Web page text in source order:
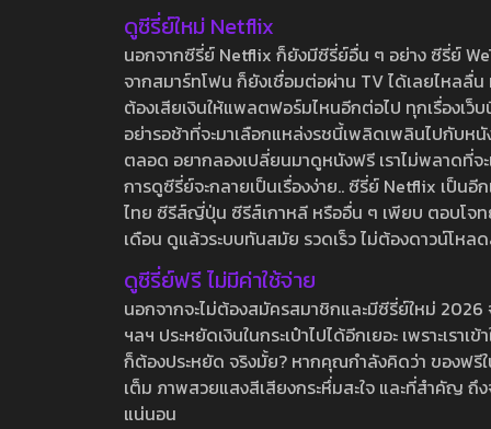
ดูซีรี่ย์ใหม่ Netflix
นอกจากซีรี่ย์ Netflix ก็ยังมีซีรี่ย์อื่น ๆ อย่าง ซีรี่ย์
จากสมาร์ทโฟน ก็ยังเชื่อมต่อผ่าน TV ได้เลยไหลลื่
ต้องเสียเงินให้แพลตฟอร์มไหนอีกต่อไป ทุกเรื่องเว็
อย่ารอช้าที่จะมาเลือกแหล่งรชนี้เพลิดเพลินไปกับห
ตลอด อยากลองเปลี่ยนมาดูหนังฟรี เราไม่พลาดที่
การดูซีรี่ย์จะกลายเป็นเรื่องง่าย.. ซีรี่ย์ Netflix เป็น
ไทย ซีรีส์ญี่ปุ่น ซีรีส์เกาหลี หรืออื่น ๆ เพียบ ตอบโจท
เดือน ดูแล้วระบบทันสมัย รวดเร็ว ไม่ต้องดาวน์โห
ดูซีรี่ย์ฟรี ไม่มีค่าใช้จ่าย
นอกจากจะไม่ต้องสมัครสมาชิกและมีซีรี่ย์ใหม่
ฯลฯ ประหยัดเงินในกระเป๋าไปได้อีกเยอะ เพราะเร
ก็ต้องประหยัด จริงมั้ย? หากคุณกำลังคิดว่า ของฟ
เต็ม ภาพสวยแสงสีเสียงกระหึ่มสะใจ และที่สำคัญ
แน่นอน